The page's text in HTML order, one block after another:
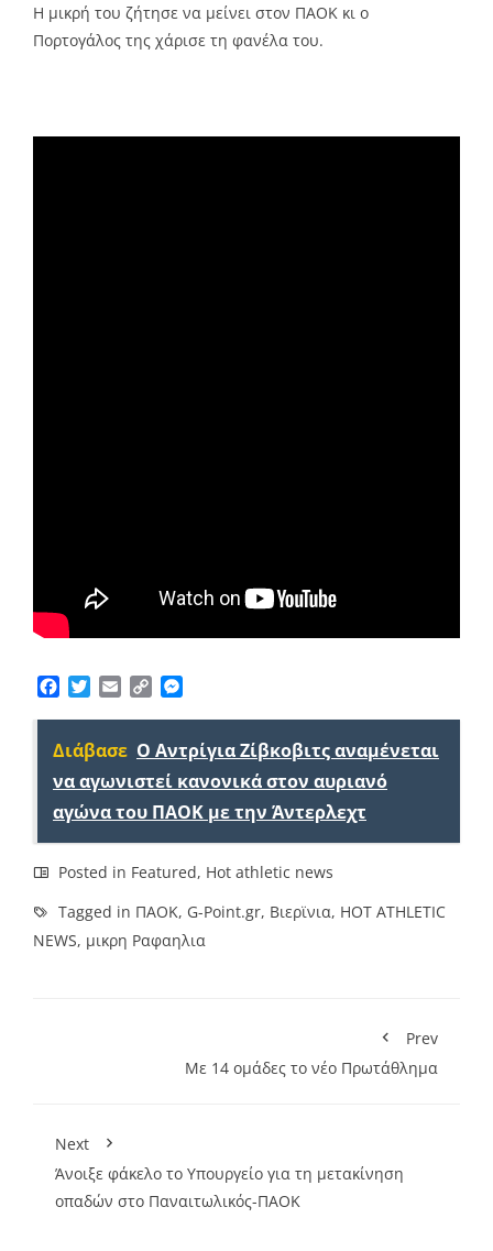
Η μικρή του ζήτησε να μείνει στoν ΠΑΟΚ κι ο
Πορτογάλος της χάρισε τη φανέλα του.
Facebook
TwitterEmailCopy
Διάβασε Ο Αντρίγια Ζίβκοβιτς αναμένεται
να αγωνιστεί κανονικά στον αυριανό
αγώνα του ΠΑΟΚ με την Άντερλεχτ
Posted in Featured, Hot athletic news
Tagged in ΠΑΟΚ, G-Point.gr, Βιερϊνια, HOT ATHLETIC
NEWS, μικρη Ραφαηλια
Prev
Με 14 ομάδες το νέο Πρωτάθλημα
Next
Άνοιξε φάκελο το Υπουργείο για τη μετακίνηση
οπαδών στο Παναιτωλικός-ΠΑΟΚ